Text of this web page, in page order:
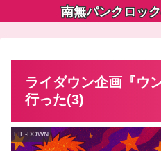
南無パンクロッ
ライダウン企画『ウ
行った(3)
LIE-DOWN